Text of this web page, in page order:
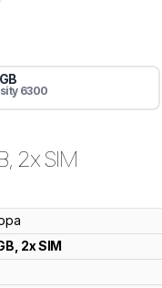
GB
6300
2x SIM
2x SIM